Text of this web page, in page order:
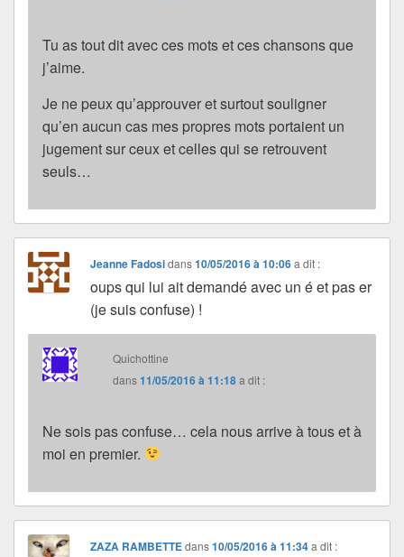
Tu as tout dit avec ces mots et ces chansons que
j’aime.
Je ne peux qu’approuver et surtout souligner
qu’en aucun cas mes propres mots portaient un
jugement sur ceux et celles qui se retrouvent
seuls…
Jeanne Fadosidans10/05/2016 à 10:06 a dit :
oups qui lui ait demandé avec un é et pas er
(je suis confuse) !
Quichottine
dans11/05/2016 à 11:18a dit :
Ne sois pas confuse… cela nous arrive à tous et à
moi en premier.
ZAZA RAMBETTEdans10/05/2016 à 11:34 a dit :